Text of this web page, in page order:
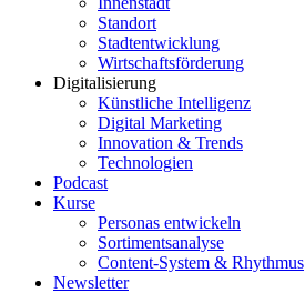
Standort
Stadtentwicklung
Wirtschaftsförderung
Digitalisierung
Künstliche Intelligenz
Digital Marketing
Innovation & Trends
Technologien
Podcast
Kurse
Personas entwickeln
Sortimentsanalyse
Content-System & Rhythmus
Newsletter